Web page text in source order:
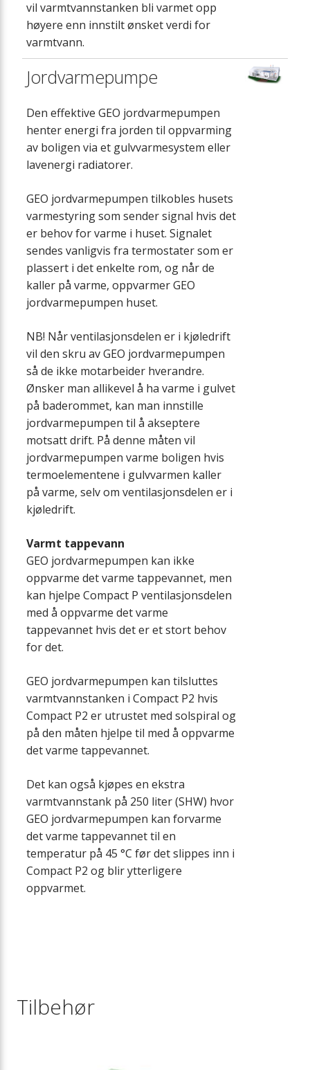
vil varmtvannstanken bli varmet opp
høyere enn innstilt ønsket verdi for
varmtvann.
Jordvarmepumpe
Den effektive GEO jordvarmepumpen
henter energi fra jorden til oppvarming
av boligen via et gulvvarmesystem eller
lavenergi radiatorer.
GEO jordvarmepumpen tilkobles husets
varmestyring som sender signal hvis det
er behov for varme i huset. Signalet
sendes vanligvis fra termostater som er
plassert i det enkelte rom, og når de
kaller på varme, oppvarmer GEO
jordvarmepumpen huset.
NB! Når ventilasjonsdelen er i kjøledrift
vil den skru av GEO jordvarmepumpen
så de ikke motarbeider hverandre.
Ønsker man allikevel å ha varme i gulvet
på baderommet, kan man innstille
jordvarmepumpen til å akseptere
motsatt drift. På denne måten vil
jordvarmepumpen varme boligen hvis
termoelementene i gulvvarmen kaller
på varme, selv om ventilasjonsdelen er i
kjøledrift.
Varmt tappevann
GEO jordvarmepumpen kan ikke
oppvarme det varme tappevannet, men
kan hjelpe Compact P ventilasjonsdelen
med å oppvarme det varme
tappevannet hvis det er et stort behov
for det.
GEO jordvarmepumpen kan tilsluttes
varmtvannstanken i Compact P2 hvis
Compact P2 er utrustet med solspiral og
på den måten hjelpe til med å oppvarme
det varme tappevannet.
Det kan også kjøpes en ekstra
varmtvannstank på 250 liter (SHW) hvor
GEO jordvarmepumpen kan forvarme
det varme tappevannet til en
temperatur på 45 °C før det slippes inn i
Compact P2 og blir ytterligere
oppvarmet.
Tilbehør